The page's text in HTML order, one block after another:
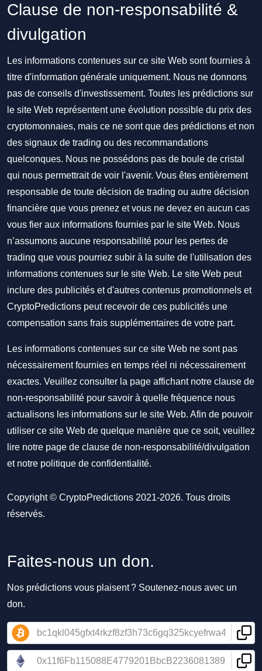
Clause de non-responsabilité &
divulgation
Les informations contenues sur ce site Web sont fournies à
titre d'information générale uniquement. Nous ne donnons
pas de conseils d'investissement. Toutes les prédictions sur
le site Web représentent une évolution possible du prix des
cryptomonnaies, mais ce ne sont que des prédictions et non
des signaux de trading ou des recommandations
quelconques. Nous ne possédons pas de boule de cristal
qui nous permettrait de voir l'avenir. Vous êtes entièrement
responsable de toute décision de trading ou autre décision
financière que vous prenez et vous ne devez en aucun cas
vous fier aux informations fournies par le site Web. Nous
n’assumons aucune responsabilité pour les pertes de
trading que vous pourriez subir à la suite de l'utilisation des
informations contenues sur le site Web. Le site Web peut
inclure des publicités et d'autres contenus promotionnels et
CryptoPredictions peut recevoir de ces publicités une
compensation sans frais supplémentaires de votre part.
Les informations contenues sur ce site Web ne sont pas
nécessairement fournies en temps réel ni nécessairement
exactes. Veuillez consulter la page affichant notre clause de
non-responsabilité pour savoir à quelle fréquence nous
actualisons les informations sur le site Web. Afin de pouvoir
utiliser ce site Web de quelque manière que ce soit, veuillez
lire notre page de clause de non-responsabilité/divulgation
et notre politique de confidentialité.
Copyright © CryptoPredictions 2021-2026. Tous droits
réservés.
Faites-nous un don.
Nos prédictions vous plaisent ? Soutenez-nous avec un
don.